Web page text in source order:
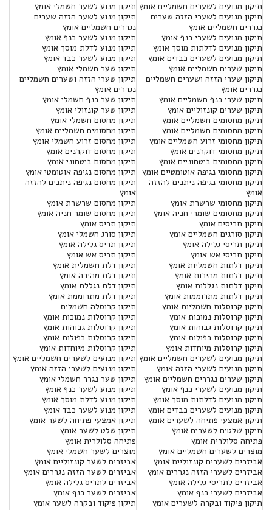
תיקון מנועים לשערים חשמליים אומץ
תיקון מנועים לשערי הזזה שערים
נגררים חשמליים אומץ
תיקון מנועים לשערי כנף אומץ
תיקון מנועים לדלתות מוסך אומץ
תיקון מנועים לשערים כבדים אומץ
תיקון שערים חשמליים אומץ
תיקון שערי הזזה ושערים חשמליים
נגררים אומץ
תיקון שערי כנף חשמליים אומץ
תיקון שערים קונזוליים אומץ
תיקון מחסומים חשמליים אומץ
תיקון מחסומים חשמליים אומץ
תיקון מחסומי זרוע חשמליים אומץ
תיקון מחסומי דוקרנים אומץ
תיקון מחסומים ביטחוניים אומץ
תיקון מחסומי נגיפה אוטומטיים אומץ
תיקון מחסומי נגיפה ניתנים להזזה
אומץ
תיקון מחסומי שרשרת אומץ
תיקון מחסומים שומרי חניה אומץ
תיקון תריסים אומץ
תיקון סורגים חשמליים אומץ
תיקון תריסי גלילה אומץ
תיקון תריסי אש אומץ
תיקון דלתות חשמליות אומץ
תיקון דלתות מהירות אומץ
תיקון דלתות נגללות אומץ
תיקון דלתות מתרוממות אומץ
תיקון קרוסלות חשמליות אומץ
תיקון קרוסלות נמוכות אומץ
תיקון קרוסלות גבוהות אומץ
תיקון קרוסלות כפולות אומץ
תיקון קרוסלות מיוחדות אומץ
תיקון מנועים לשערים חשמליים אומץ
תיקון מנועים לשערי הזזה אומץ
תיקון שערים נגררים חשמליים אומץ
תיקון מנועים לשערי כנף אומץ
תיקון מנועים לדלתות מוסך אומץ
תיקון מנועים לשערים כבדים אומץ
תיקון אמצעי פתיחה לשערים אומץ
תיקון שלטים לשערים אומץ
פתיחה סלולרית אומץ
מוצרים לשערים חשמליים אומץ
אביזרים לשערים קונזוליים אומץ
אביזרים לשערי הזזה נגררים אומץ
אביזרים לתריסי גלילה אומץ
אביזרים לשערי כנף אומץ
תיקון פיקוד ובקרה לשערים אומץ
תיקון מנוע לשער חשמלי אומץ
תיקון מנוע לשער הזזה שערים
נגררים חשמליים אומץ
תיקון מנוע לשער כנף אומץ
תיקון מנוע לדלת מוסך אומץ
תיקון מנוע לשער כבד אומץ
תיקון שער חשמלי אומץ
תיקון שערי הזזה ושערים חשמליים
נגררים אומץ
תיקון שער כנף חשמלי אומץ
תיקון שער קונזולי אומץ
תיקון מחסום חשמלי אומץ
תיקון מחסומים חשמליים אומץ
תיקון מחסום זרוע חשמלי אומץ
תיקון מחסום דוקרנים אומץ
תיקון מחסום ביטחוני אומץ
תיקון מחסום נגיפה אוטומטי אומץ
תיקון מחסום נגיפה ניתנים להזזה
אומץ
תיקון מחסום שרשרת אומץ
תיקון מחסום שומר חניה אומץ
תיקון תריס אומץ
תיקון סורג חשמלי אומץ
תיקון תריס גלילה אומץ
תיקון תריס אש אומץ
תיקון דלת חשמלית אומץ
תיקון דלת מהירה אומץ
תיקון דלת נגללת אומץ
תיקון דלת מתרוממת אומץ
תיקון קרוסלה חשמלית
תיקון קרוסלות נמוכות אומץ
תיקון קרוסלות גבוהות אומץ
תיקון קרוסלות כפולות אומץ
תיקון קרוסלות מיוחדות אומץ
תיקון מנועים לשערים חשמליים אומץ
תיקון מנועים לשערי הזזה אומץ
תיקון שער נגרר חשמלי אומץ
תיקון מנוע לשער כנף אומץ
תיקון מנוע לדלת מוסך אומץ
תיקון מנוע לשער כבד אומץ
תיקון אמצעי פתיחה לשער אומץ
תיקון שלט לשער אומץ
פתיחה סלולרית אומץ
מוצרים לשער חשמלי אומץ
אביזרים לשער קונזוליים אומץ
אביזרים לשער הזזה נגררים אומץ
אביזרים לתריס גלילה אומץ
אביזרים לשער כנף אומץ
תיקון פיקוד ובקרה לשער אומץ